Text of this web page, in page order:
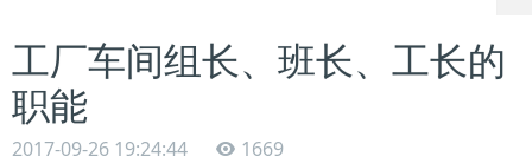
工厂车间组长、班长、工长的
职能
2017-09-26 19:24:44 1669